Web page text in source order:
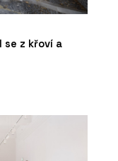
se z křoví a